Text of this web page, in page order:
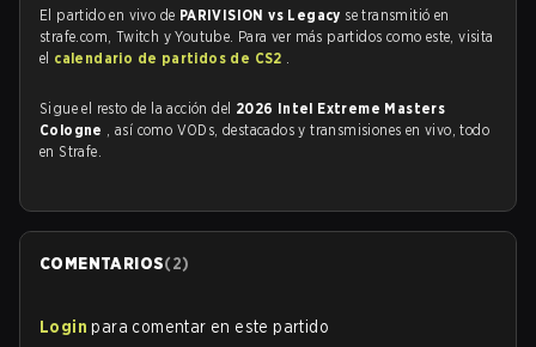
El partido en vivo de PARIVISION vs Legacy se transmitió en
strafe.com, Twitch y Youtube. Para ver más partidos como este, visita
el calendario de partidos de CS2 .
Sigue el resto de la acción del 2026 Intel Extreme Masters
Cologne , así como VODs, destacados y transmisiones en vivo, todo
en Strafe.
COMENTARIOS(2)
Login para comentar en este partido